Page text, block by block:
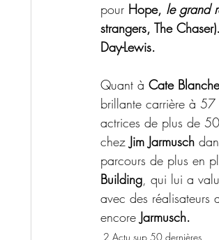
pour Hope, le grand
strangers, The Chaser).
Day-Lewis.
Quant à Cate
brillante carrière à
actrices de plus de
chez Jim Jarmusch
parcours de plus en
Building, qui lui a
avec des réalisateurs
encore Jarmusch.
2 Actu sup 50 dernières